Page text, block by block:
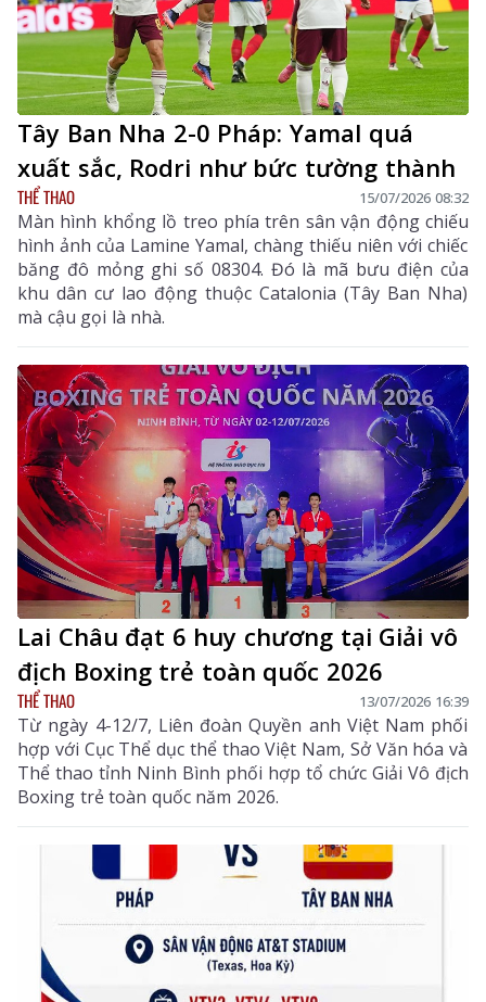
Tây Ban Nha 2-0 Pháp: Yamal quá
xuất sắc, Rodri như bức tường thành
THỂ THAO 15/07/2026 08:32
Màn hình khổng lồ treo phía trên sân vận động chiếu
hình ảnh của Lamine Yamal, chàng thiếu niên với chiếc
băng đô mỏng ghi số 08304. Đó là mã bưu điện của
khu dân cư lao động thuộc Catalonia (Tây Ban Nha)
mà cậu gọi là nhà.
Lai Châu đạt 6 huy chương tại Giải vô
địch Boxing trẻ toàn quốc 2026
THỂ THAO 13/07/2026 16:39
Từ ngày 4-12/7, Liên đoàn Quyền anh Việt Nam phối
hợp với Cục Thể dục thể thao Việt Nam, Sở Văn hóa và
Thể thao tỉnh Ninh Bình phối hợp tổ chức Giải Vô địch
Boxing trẻ toàn quốc năm 2026.